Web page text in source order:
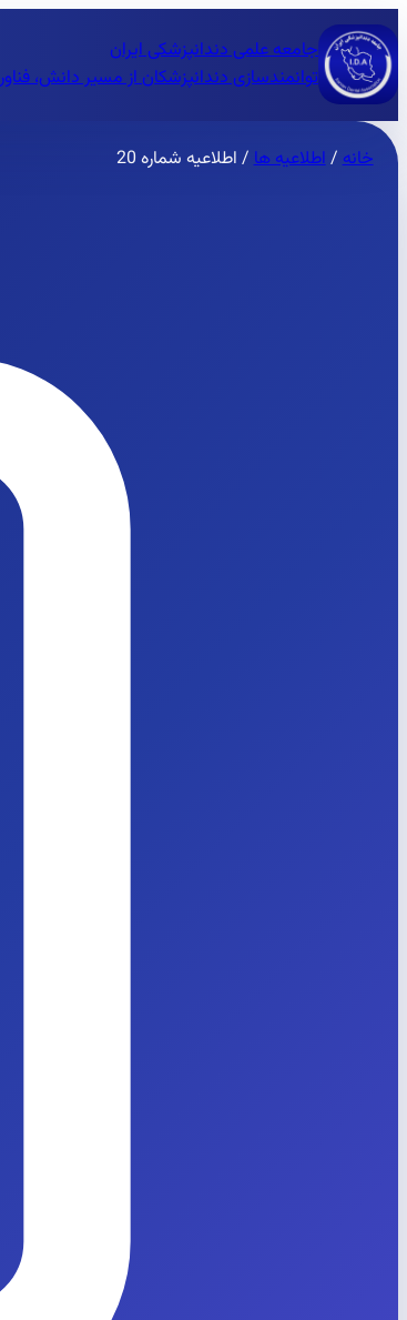
جامعه علمی دندانپزشکی ایران
توانمندسازی دندانپزشکان از مسیر دانش،
خانه/اطلاعیه ها/ اطلاعیه شماره 20